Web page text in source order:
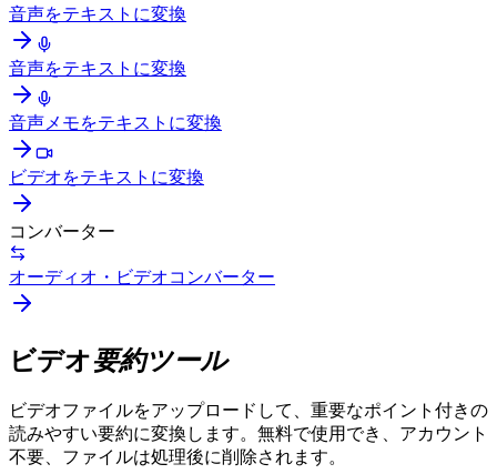
音声をテキストに変換
音声をテキストに変換
音声メモをテキストに変換
ビデオをテキストに変換
コンバーター
オーディオ・ビデオコンバーター
ビデオ要約ツール
ビデオファイルをアップロードして、重要なポイント付きの
読みやすい要約に変換します。無料で使用でき、アカウント
不要、ファイルは処理後に削除されます。